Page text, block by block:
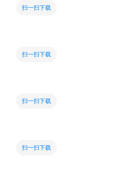
扫一扫下载
扫一扫下载
扫一扫下载
扫一扫下载